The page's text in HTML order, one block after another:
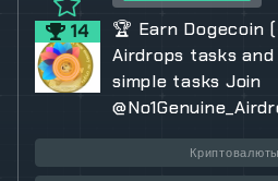
14
🏆 Earn Dogecoin
Airdrops tasks
simple tasks Join
Криптовалюты